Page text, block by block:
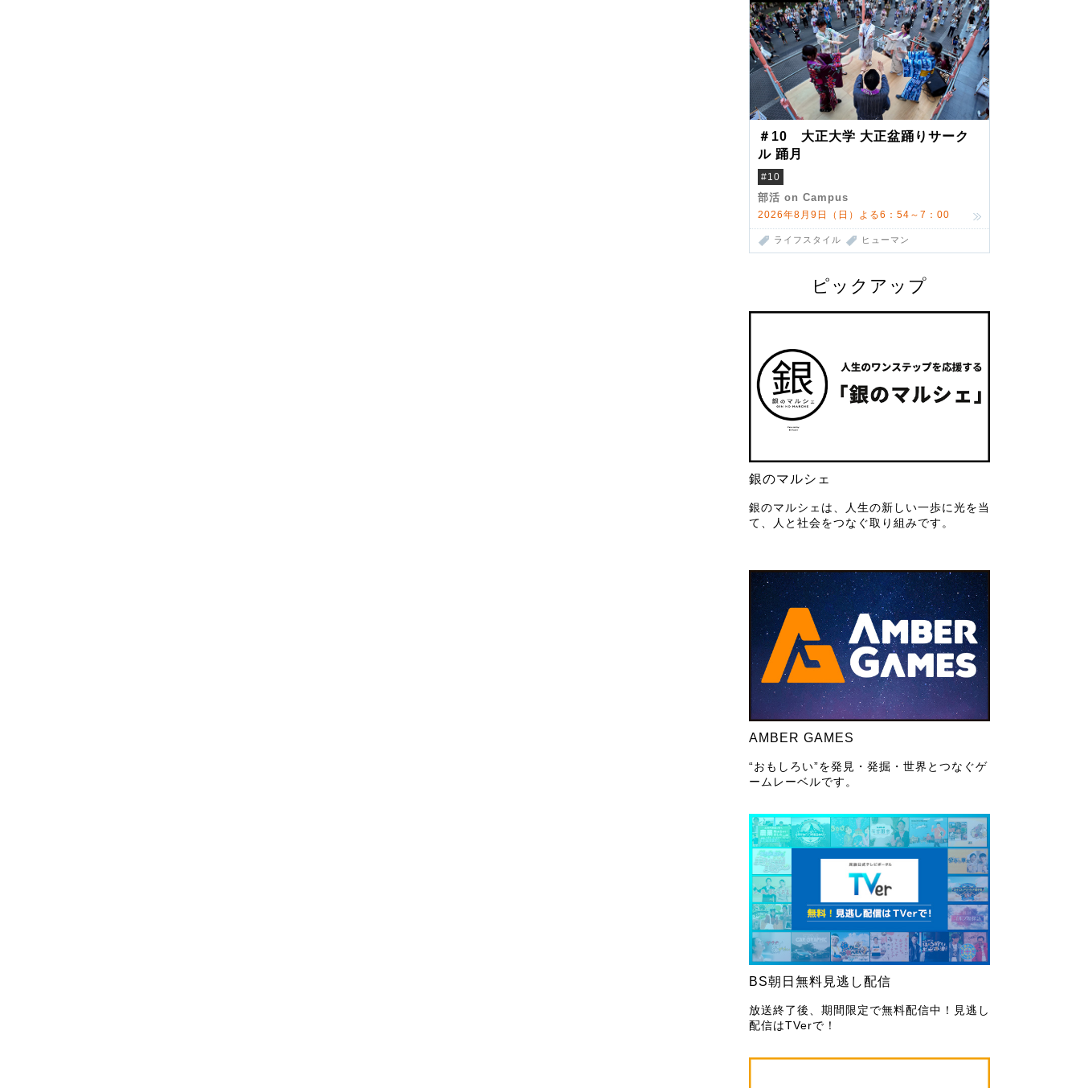
＃10 大正大学 大正盆踊りサーク
ル 踊月
#10
部活 on Campus
2026年8月9日（日）よる6：54～7：00
ライフスタイル ヒューマン
ピックアップ
銀のマルシェ
銀のマルシェは、人生の新しい一歩に光を当
て、人と社会をつなぐ取り組みです。
AMBER GAMES
“おもしろい”を発見・発掘・世界とつなぐゲ
ームレーベルです。
BS朝日無料見逃し配信
放送終了後、期間限定で無料配信中！見逃し
配信はTVerで！